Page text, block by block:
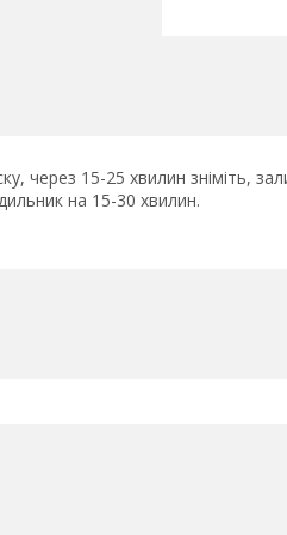
15-25 хвилин зніміть,
на 15-30 хвилин.